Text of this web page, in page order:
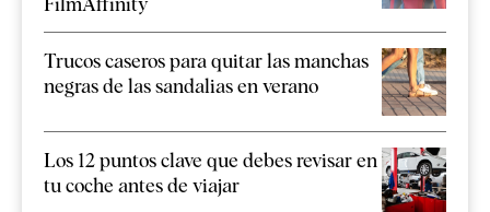
Trucos caseros para quitar las manchas
negras de las sandalias en verano
Los 12 puntos clave que debes revisar en
tu coche antes de viajar